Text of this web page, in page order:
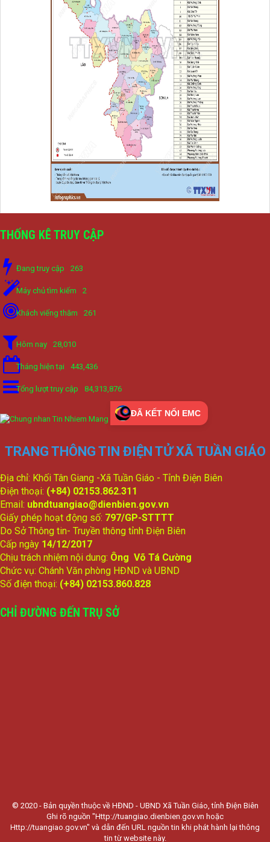
THỐNG KÊ TRUY CẬP
Đang truy cập 263
Máy chủ tìm kiếm 2
Khách viếng thăm 261
Hôm nay 28,010
Tháng hiện tại 443,436
Tổng lượt truy cập 84,313,876
ĐÃ KẾT NỐI EMC
TRANG THÔNG TIN ĐIỆN TỬ XÃ TUẦN GIÁO
Địa chỉ: Khối Tân Giang -Xã Tuần Giáo - Tỉnh Điện Biên
Điện thoại: (+84) 02153.862.311
Email: ubndtuangiao@dienbien.gov.vn
Giấy phép hoạt động số: 797/GP-STTTT
Do Sở Thông tin- Truyền thông tỉnh Điện Biên
Cấp ngày 14/12/2017
Chịu trách nhiệm nội dung: Ông Võ Tá Cường
Chức vụ: Chánh Văn phòng HĐND và UBND
Số điện thoại: (+84) 02153.860.828
CHỈ ĐƯỜNG ĐẾN TRỤ SỞ
© 2020 - Bản quyền thuộc về HĐND - UBND Xã Tuần Giáo, tỉnh Điện Biên
Ghi rõ nguồn "Http://tuangiao.dienbien.gov.vn hoặc
Http://tuangiao.gov.vn" và dẫn đến URL nguồn tin khi phát hành lại thông
tin từ website này.